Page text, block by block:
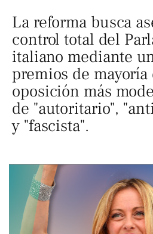
La reforma busca
control total del
italiano mediante
premios de
oposición más
de "autoritario",
y "fascista".